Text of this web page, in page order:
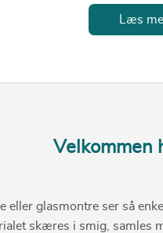
Læs
Velkommen
glasmontre ser så
skæres i smig,